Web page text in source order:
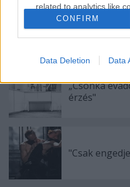
related to analytics like
device identifiers in apps.
related to functionality of
related to
I want to allow Google to
related to security,
functionality and fraud
user protection.
CONFIRM
Data Deletion Data
„Csonka
érzés"
"Csak